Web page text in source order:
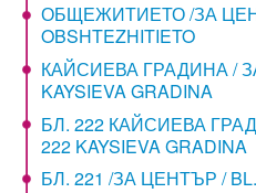
ОБЩЕЖИТИЕТО /ЗА
OBSHTEZHITIETO
КАЙСИЕВА ГРАДИНА /
KAYSIEVA GRADINA
БЛ. 222 КАЙСИЕВА
222 KAYSIEVA GRADINA
БЛ. 221 /ЗА ЦЕНТЪР / BL.